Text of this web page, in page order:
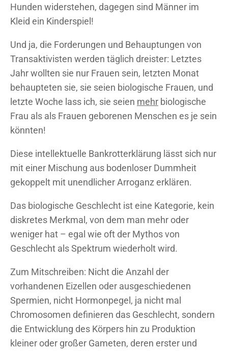
Hunden widerstehen, dagegen sind Männer im
Kleid ein Kinderspiel!
Und ja, die Forderungen und Behauptungen von
Transaktivisten werden täglich dreister: Letztes
Jahr wollten sie nur Frauen sein, letzten Monat
behaupteten sie, sie seien biologische Frauen, und
letzte Woche lass ich, sie seien mehr biologische
Frau als als Frauen geborenen Menschen es je sein
könnten!
Diese intellektuelle Bankrotterklärung lässt sich nur
mit einer Mischung aus bodenloser Dummheit
gekoppelt mit unendlicher Arroganz erklären.
Das biologische Geschlecht ist eine Kategorie, kein
diskretes Merkmal, von dem man mehr oder
weniger hat – egal wie oft der Mythos von
Geschlecht als Spektrum wiederholt wird.
Zum Mitschreiben: Nicht die Anzahl der
vorhandenen Eizellen oder ausgeschiedenen
Spermien, nicht Hormonpegel, ja nicht mal
Chromosomen definieren das Geschlecht, sondern
die Entwicklung des Körpers hin zu Produktion
kleiner oder großer Gameten, deren erster und